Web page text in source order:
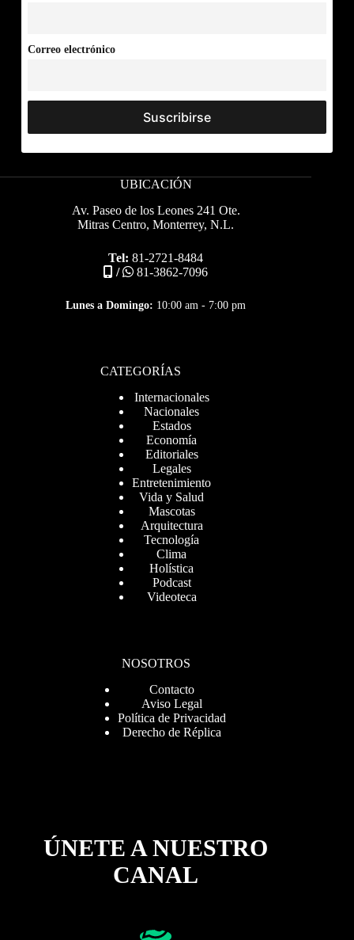
Correo electrónico
UBICACIÓN
Av. Paseo de los Leones 241 Ote.
Mitras Centro, Monterrey, N.L.
Tel: 81-2721-8484
/
81-3862-7096
Lunes a Domingo: 10:00 am - 7:00 pm
CATEGORÍAS
Internacionales
Nacionales
Estados
Economía
Editoriales
Legales
Entretenimiento
Vida y Salud
Mascotas
Arquitectura
Tecnología
Clima
Holística
Podcast
Videoteca
NOSOTROS
Contacto
Aviso Legal
Política de Privacidad
Derecho de Réplica
ÚNETE A NUESTRO
CANAL